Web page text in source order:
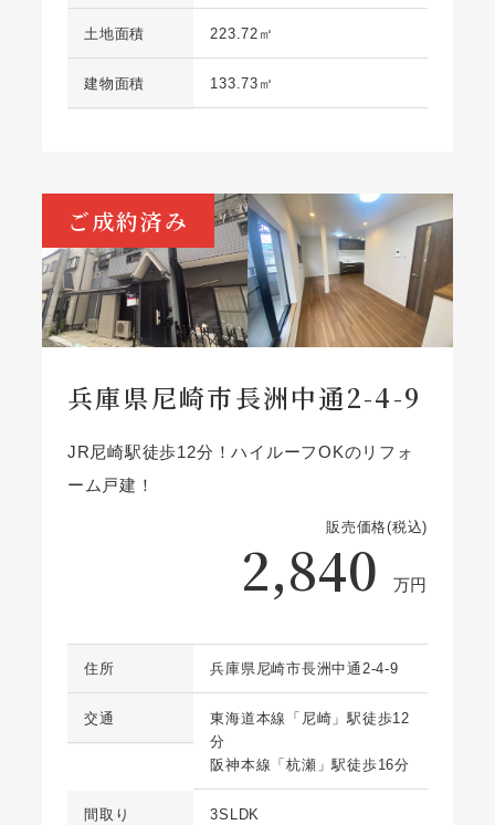
土地面積 223.72㎡
建物面積 133.73㎡
ご成約済み
兵庫県尼崎市長洲中通2-4-9
JR尼崎駅徒歩12分！ハイルーフOKのリフォ
ーム戸建！
販売価格(税込)
2,840 万円
住所 兵庫県尼崎市長洲中通2-4-9
交通
東海道本線「尼崎」駅徒歩12
分
阪神本線「杭瀬」駅徒歩16分
間取り 3SLDK